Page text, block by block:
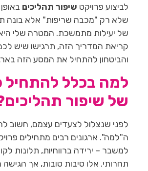
לביצוע פרויקט שיפור תהליכים
שלא רק "מכבה שריפות" אלא בונה
של יעילות מתמשכת. המטרה שלי
קריאת המדריך הזה, תרגישו שיש
והביטחון להתחיל את המסע הזה
למה בכלל להתחיל
של שיפור
לפני שנצלול לצעדים עצמם, חשוב
ה"למה". ארגונים רבים מתחילים
למשבר – ירידה ברווחיות, תלונות
תחרותי. אלו סיבות טובות, אך הגישה